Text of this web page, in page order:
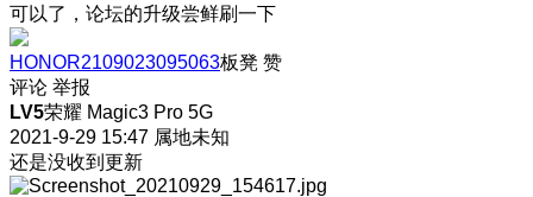
可以了，论坛的升级尝鲜刷一下
HONOR2109023095063板凳 赞
评论 举报
LV5荣耀 Magic3 Pro 5G
2021-9-29 15:47 属地未知
还是没收到更新